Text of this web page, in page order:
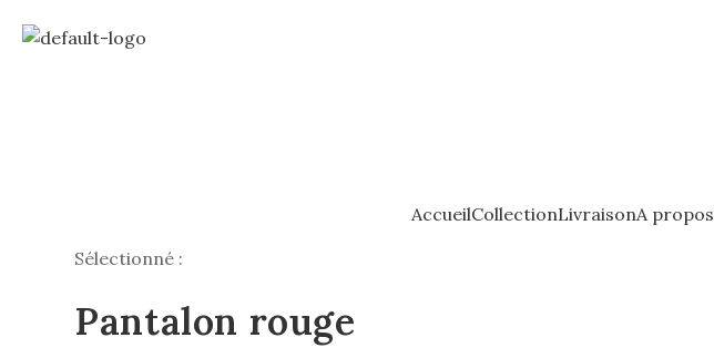
AccueilCollectionLivraisonA propos
Sélectionné :
Pantalon rouge